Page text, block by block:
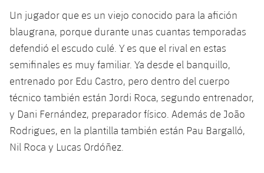
Un jugador que es un viejo conocido para la afición
blaugrana, porque durante unas cuantas temporadas
defendió el escudo culé. Y es que el rival en estas
semifinales es muy familiar. Ya desde el banquillo,
entrenado por Edu Castro, pero dentro del cuerpo
técnico también están Jordi Roca, segundo entrenador,
y Dani Fernández, preparador físico. Además de João
Rodrigues, en la plantilla también están Pau Bargalló,
Nil Roca y Lucas Ordóñez.